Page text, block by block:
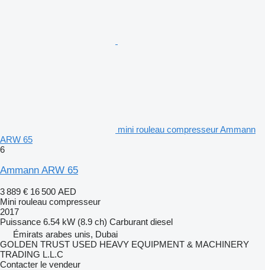
mini rouleau compresseur Ammann
ARW 65
6
Ammann ARW 65
3 889 € 16 500 AED
Mini rouleau compresseur
2017
Puissance 6.54 kW (8.9 ch) Carburant diesel
Émirats arabes unis, Dubai
GOLDEN TRUST USED HEAVY EQUIPMENT & MACHINERY
TRADING L.L.C
Contacter le vendeur